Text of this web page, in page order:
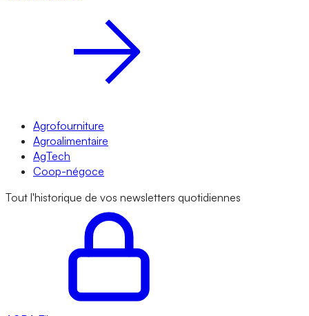
Agrofourniture
Agroalimentaire
AgTech
Coop-négoce
Tout l'historique de vos newsletters quotidiennes